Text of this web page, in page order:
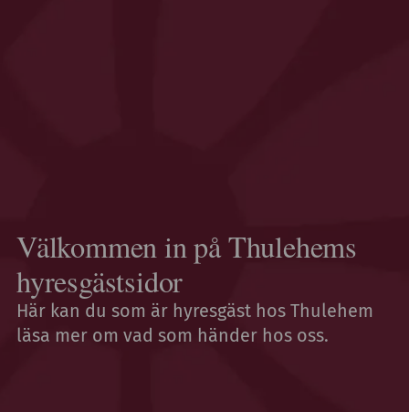
Välkommen in på Thulehems
hyresgästsidor​
Här kan du som är hyresgäst hos Thulehem
läsa mer om vad som händer hos oss.